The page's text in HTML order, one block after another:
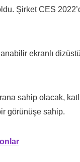
Şirket CES
ekranlı
sahip olacak,
görünüşe sahip.